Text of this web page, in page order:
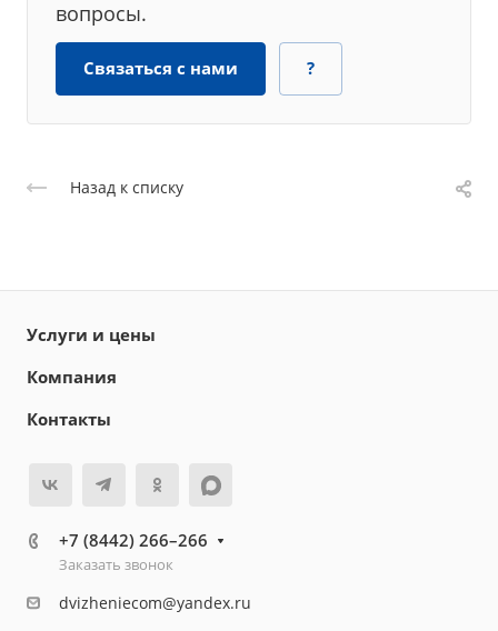
вопросы.
Связаться с нами ?
Назад к списку
Услуги и цены
Компания
Контакты
+7 (8442) 266–266
Заказать звонок
dvizheniecom@yandex.ru